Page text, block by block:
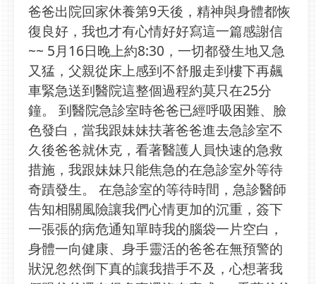
爸爸出院回家休養第9天後，精神與身體都恢
復良好，我也才有心情好好寫這一篇感謝信
~~ 5月16日晚上約8:30，一切都發生地又急
又猛，父親從床上感到不舒服走到樓下再飆
車緊急送到醫院這整個過程約莫只在25分
鐘。 到醫院急診室時爸爸已經呼吸困難、臉
色發白，當我跟妹妹扶著爸爸進去急診室不
久後爸爸就休克，看著醫護人員快速的急救
措施，我跟妹妹只能焦急的在急診室外等待
奇蹟發生。 在急診室的等待時間，急診醫師
告知相關風險讓我們心情更加的沉重，簽下
一張張的病危通知單時我的腦袋一片空白，
身體一向健康、身手靈活的爸爸在無預警的
狀況忽然倒下真的讓我措手不及，心想著我